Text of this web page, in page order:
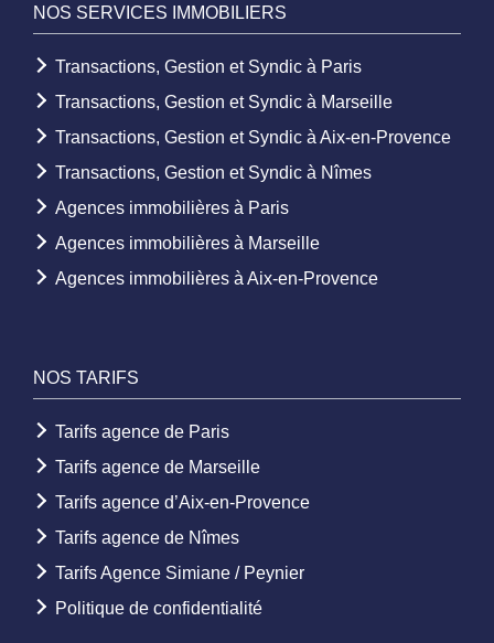
NOS SERVICES IMMOBILIERS
Transactions, Gestion et Syndic à Paris
Transactions, Gestion et Syndic à Marseille
Transactions, Gestion et Syndic à Aix-en-Provence
Transactions, Gestion et Syndic à Nîmes
Agences immobilières à Paris
Agences immobilières à Marseille
Agences immobilières à Aix-en-Provence
NOS TARIFS
Tarifs agence de Paris
Tarifs agence de Marseille
Tarifs agence d’Aix-en-Provence
Tarifs agence de Nîmes
Tarifs Agence Simiane / Peynier
Politique de confidentialité